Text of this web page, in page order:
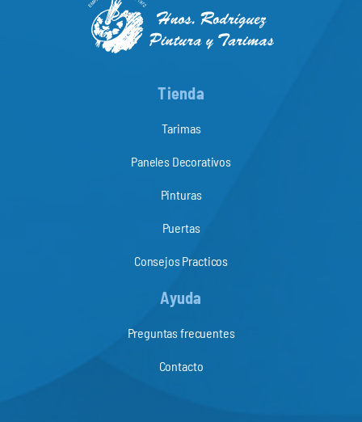
Tienda
Tarimas
Paneles Decorativos
Pinturas
Puertas
Consejos Practicos
Ayuda
Preguntas frecuentes
Contacto